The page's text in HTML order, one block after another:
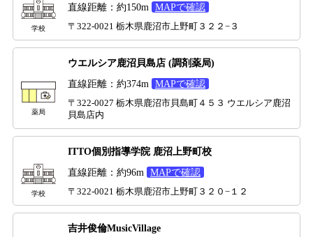
学校
直線距離：約150m
MAPで確認
〒322-0021 栃木県鹿沼市上野町３２２−３
薬局
ウエルシア鹿沼貝島店 (調剤薬局)
直線距離：約374m
MAPで確認
〒322-0027 栃木県鹿沼市貝島町４５３ ウエルシア鹿沼
貝島店内
学校
ITTO個別指導学院 鹿沼上野町校
直線距離：約96m
MAPで確認
〒322-0021 栃木県鹿沼市上野町３２０−１２
吉井俊倫MusicVillage